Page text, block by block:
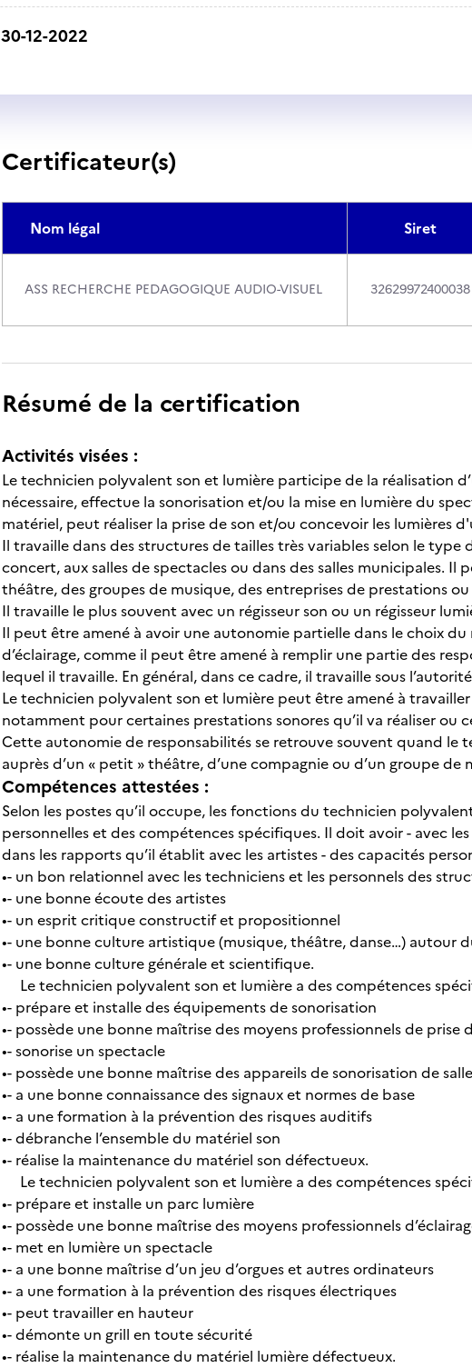
30-12-2022
Certificateur(s)
Nom légal Siret
ASS RECHERCHE PEDAGOGIQUE AUDIO-VISUEL 32629972400038
Résumé de la certification
Activités visées :
Le technicien polyvalent son et lumière participe de la réalisation
nécessaire, effectue la sonorisation et/ou la mise en lumière du
matériel, peut réaliser la prise de son et/ou concevoir les lumières
Il travaille dans des structures de tailles très variables selon le type
concert, aux salles de spectacles ou dans des salles municipales. Il
théâtre, des groupes de musique, des entreprises de prestations
Il travaille le plus souvent avec un régisseur son ou un régisseur
Il peut être amené à avoir une autonomie partielle dans le choix
d’éclairage, comme il peut être amené à remplir une partie des
lequel il travaille. En général, dans ce cadre, il travaille sous
Le technicien polyvalent son et lumière peut être amené à
notamment pour certaines prestations sonores qu’il va réaliser ou
Cette autonomie de responsabilités se retrouve souvent quand le
auprès d’un « petit » théâtre, d’une compagnie ou d’un groupe de
Compétences attestées :
Selon les postes qu’il occupe, les fonctions du technicien
personnelles et des compétences spécifiques. Il doit avoir - avec
dans les rapports qu’il établit avec les artistes - des capacités
•- un bon relationnel avec les techniciens et les personnels des
•- une bonne écoute des artistes
•- un esprit critique constructif et propositionnel
•- une bonne culture artistique (musique, théâtre, danse…) autour
•- une bonne culture générale et scientifique.
Le technicien polyvalent son et lumière a des compétences
•- prépare et installe des équipements de sonorisation
•- possède une bonne maîtrise des moyens professionnels de prise
•- sonorise un spectacle
•- possède une bonne maîtrise des appareils de sonorisation de salle
•- a une bonne connaissance des signaux et normes de base
•- a une formation à la prévention des risques auditifs
•- débranche l’ensemble du matériel son
•- réalise la maintenance du matériel son défectueux.
Le technicien polyvalent son et lumière a des compétences
•- prépare et installe un parc lumière
•- possède une bonne maîtrise des moyens professionnels
•- met en lumière un spectacle
•- a une bonne maîtrise d’un jeu d’orgues et autres ordinateurs
•- a une formation à la prévention des risques électriques
•- peut travailler en hauteur
•- démonte un grill en toute sécurité
•- réalise la maintenance du matériel lumière défectueux.